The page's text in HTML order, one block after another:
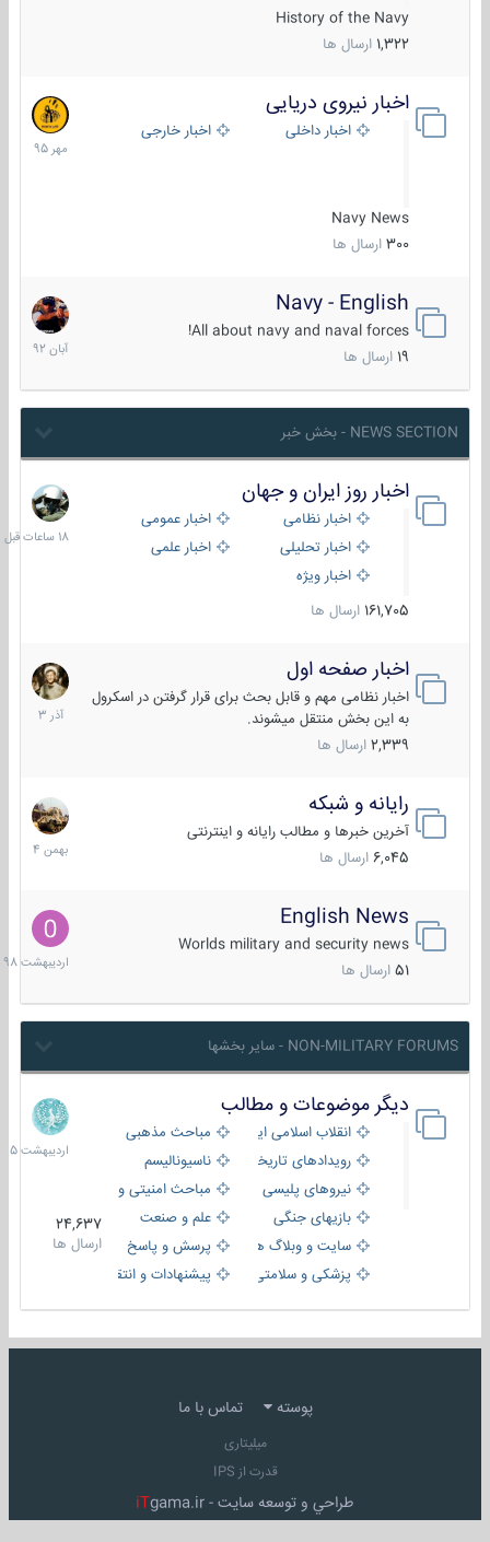
History of the Navy
1,322 ارسال ها
اخبار نیروی دریایی
اخبار داخلی اخبار خارجی
Navy News
300 ارسال ها
27
مهر
1395
Navy - English
All about navy and naval forces!
ارسال ها
22
آبان
1392
NEWS SECTION - بخش خبر
اخبار روز ایران و جهان
اخبار نظامی
اخبار عمومی
اخبار تحلیلی
اخبار علمی
اخبار ویژه
161,705 ارسال ها
18
ساعات
قبل
اخبار صفحه اول
اخبار نظامی مهم و قابل بحث برای قرار گرفتن در اسکرول
به این بخش منتقل میشوند.
2,339 ارسال ها
7
آذر
1403
رایانه و شبکه
آخرین خبرها و مطالب رایانه و اینترنتی
6,045 ارسال ها
30
بهمن
1404
English News
Worlds military and security news
51 ارسال ها
10
1398
NON-MILITARY FORUMS - سایر بخشها
دیگر موضوعات و مطالب
انقلاب اسلامی ایران
مباحث مذهبی
رویدادهای تاریخی و مذهبیناسیونالیسم
نیروهای پلیسی
مباحث امنیتی و اطلاعاتی
بازیهای جنگی
علم و صنعت
سایت و وبلاگ ها
پرسش و پاسخ
پزشکی و سلامتی
پیشنهادات و انتقادات
24,637
ارسال ها
8
1405
پوسته تماس با ما
میلیتاری
قدرت از IPS
طراحي و توسعه سايت - iTgama.ir